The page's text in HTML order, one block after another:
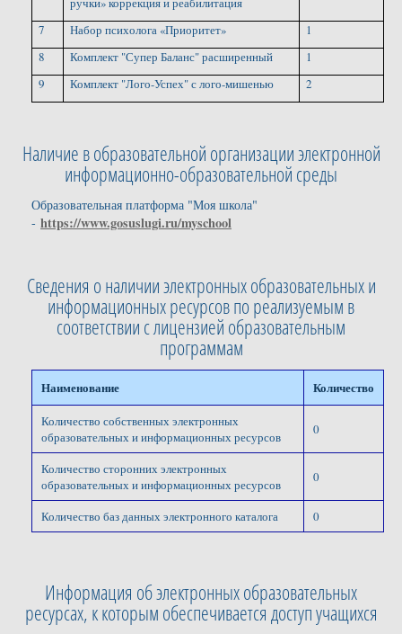
7
Набор психолога «Приоритет»
1
8
Комплект "Супер Баланс" расширенный
1
9
Комплект "Лого-Успех" с лого-мишенью 2
Наличие в образовательной организации электронной
информационно-образовательной среды
Образовательная платформа "Моя школа"
- https://www.gosuslugi.ru/myschool
Сведения о наличии электронных образовательных и
информационных ресурсов по реализуемым в
соответствии с лицензией образовательным
программам
Наименование Количество
Количество собственных электронных
образовательных и информационных ресурсов
0
Количество сторонних электронных
образовательных и информационных ресурсов
0
Количество баз данных электронного каталога 0
Информация об электронных образовательных
ресурсах, к которым обеспечивается доступ учащихся